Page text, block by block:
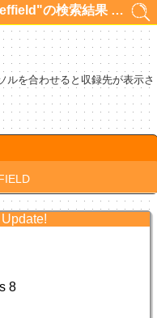
"MEMORIES / Norma Sheffield"の検索結果 1件
ルを合わせると収録先が表示さ
8